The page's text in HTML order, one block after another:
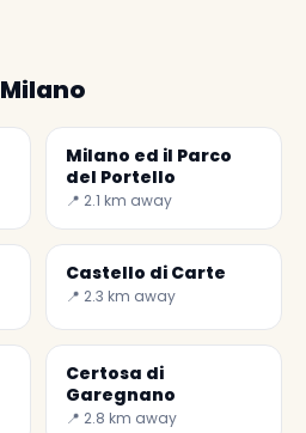
Milano ed il Parco
del Portello
📍 2.1 km away
Castello di Carte
📍 2.3 km away
Certosa di
Garegnano
📍 2.8 km away